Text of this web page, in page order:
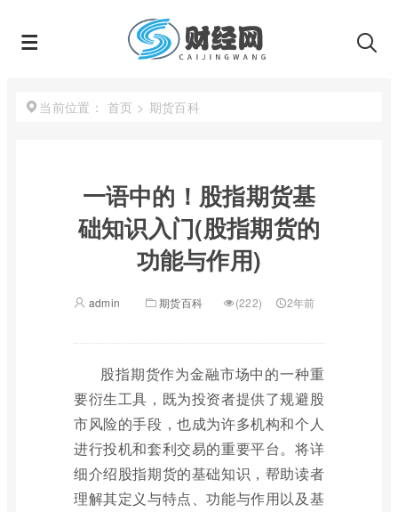
当前位置： 首页 > 期货百科
一语中的！股指期货基
础知识入门(股指期货的
功能与作用)
admin 期货百科 (222) 2年前
股指期货作为金融市场中的一种重
要衍生工具，既为投资者提供了规避股
市风险的手段，也成为许多机构和个人
进行投机和套利交易的重要平台。将详
细介绍股指期货的基础知识，帮助读者
理解其定义与特点、功能与作用以及基